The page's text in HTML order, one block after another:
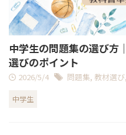
中学生の問題集の選び方
選びのポイント
2026/5/4 問題集, 教材選び,
中学生